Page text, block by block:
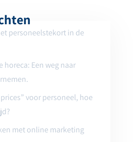
personeelstekort in de
horeca: Een weg naar
voor personeel, hoe
met online marketing